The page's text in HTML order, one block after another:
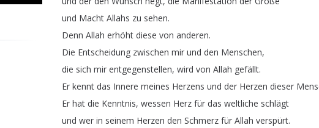
und Macht Allahs zu sehen.
Denn Allah erhöht diese von anderen.
Die Entscheidung zwischen mir und den Menschen,
die sich mir entgegenstellen, wird von Allah gefällt.
Er kennt das Innere meines Herzens und der Herzen dieser
Er hat die Kenntnis, wessen Herz für das weltliche schlägt
und wer in seinem Herzen den Schmerz für Allah verspürt.